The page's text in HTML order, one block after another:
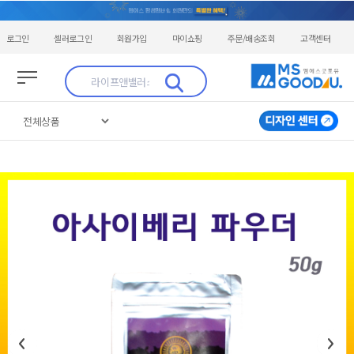
로그인 셀러로그인 회원가입 마이쇼핑 주문/배송조회 고객센터